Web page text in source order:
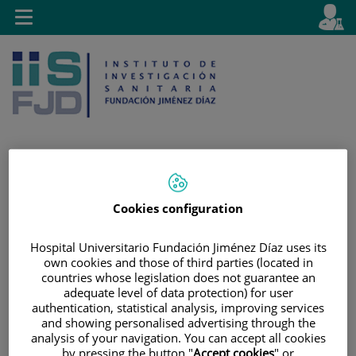
Saltar al contenido
activo
es
Toggle
navigation
Cookies configuration
Hospital Universitario Fundación Jiménez Díaz uses its
own cookies and those of third parties (located in
countries whose legislation does not guarantee an
adequate level of data protection) for user
authentication, statistical analysis, improving services
and showing personalised advertising through the
analysis of your navigation. You can accept all cookies
by pressing the button "Accept cookies" or